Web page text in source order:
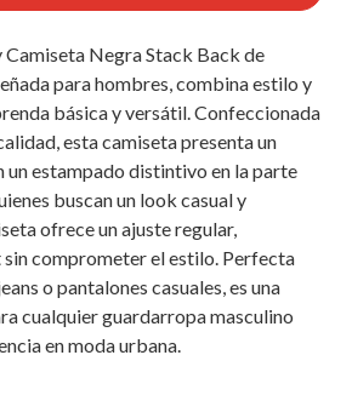
Camiseta Negra Stack Back de
para hombres, combina estilo y
básica y versátil. Confeccionada
esta camiseta presenta un
un estampado distintivo en la parte
buscan un look casual y
ofrece un ajuste regular,
comprometer el estilo. Perfecta
o pantalones casuales, es una
cualquier guardarropa masculino
en moda urbana.